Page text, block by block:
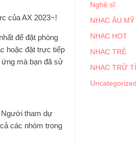
của AX 2023~!
để đặt phòng
hoặc đặt trực tiếp
mà bạn đã sử
Người tham dự
các nhóm trong
Nghệ sĩ
NHẠC ÂU MỸ
NHẠC HOT
NHẠC TRẺ
NHẠC TRỮ
Uncategorized